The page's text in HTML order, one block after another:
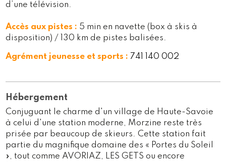
d’une télévision.
Accès aux pistes : 5 min en navette (box à skis à
disposition) / 130 km de pistes balisées.
Agrément jeunesse et sports : 741 140 002
Hébergement
Conjuguant le charme d'un village de Haute-Savoie
à celui d'une station moderne, Morzine reste très
prisée par beaucoup de skieurs. Cette station fait
partie du magnifique domaine des « Portes du Soleil
», tout comme AVORIAZ, LES GETS ou encore